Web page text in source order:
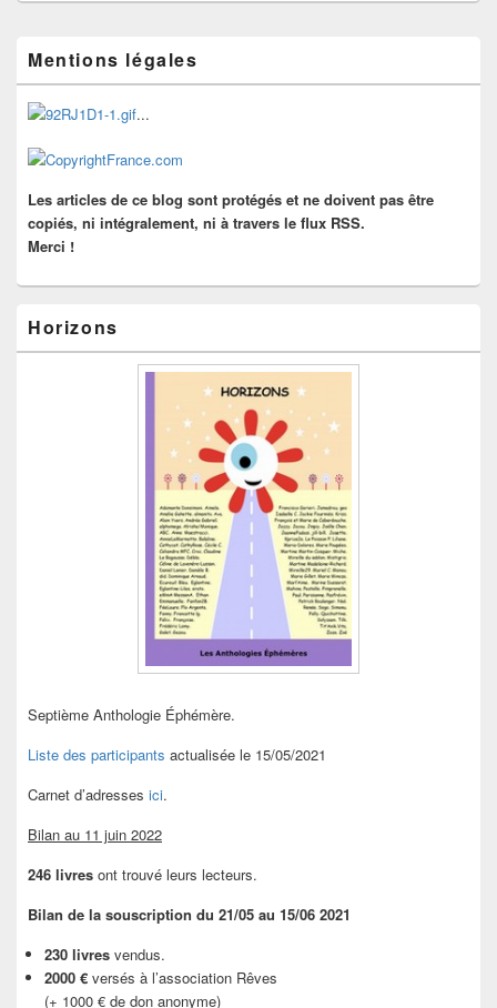
principale
de
widget
pour
barre
Mentions légales
...
Les articles de ce blog sont protégés et ne doivent pas être
copiés, ni intégralement, ni à travers le flux RSS.
Merci !
Horizons
Septième Anthologie Éphémère.
Liste des participants actualisée le 15/05/2021
Carnet d’adresses ici.
Bilan au 11 juin 2022
246 livres ont trouvé leurs lecteurs.
Bilan de la souscription du 21/05 au 15/06 2021
230 livres vendus.
2000 € versés à l’association Rêves
(+ 1000 € de don anonyme)